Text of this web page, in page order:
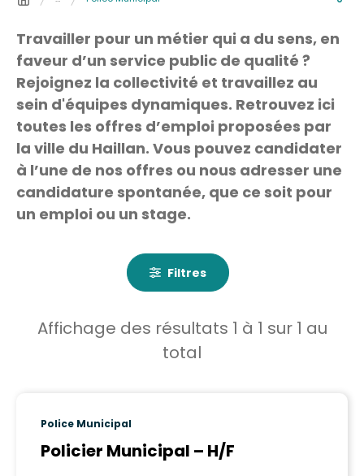
Travailler pour un métier qui a du sens, en
faveur d’un service public de qualité ?
Rejoignez la collectivité et travaillez au
sein d'équipes dynamiques. Retrouvez ici
toutes les offres d’emploi proposées par
la ville du Haillan. Vous pouvez candidater
à l’une de nos offres ou nous adresser une
candidature spontanée, que ce soit pour
un emploi ou un stage.
Filtres
Affichage des résultats 1 à 1 sur 1 au
total
Police Municipal
Policier Municipal – H/F